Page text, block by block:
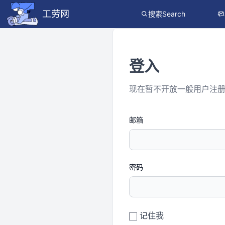
工劳网 搜索Search
登入
现在暂不开放一般用户注册
邮箱
密码
记住我